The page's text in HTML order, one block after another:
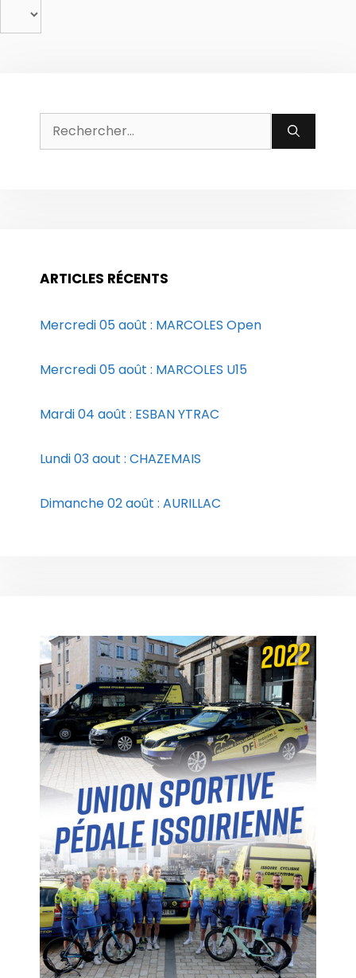
Rechercher :
ARTICLES RÉCENTS
Mercredi 05 août : MARCOLES Open
Mercredi 05 août : MARCOLES U15
Mardi 04 août : ESBAN YTRAC
Lundi 03 aout : CHAZEMAIS
Dimanche 02 août : AURILLAC